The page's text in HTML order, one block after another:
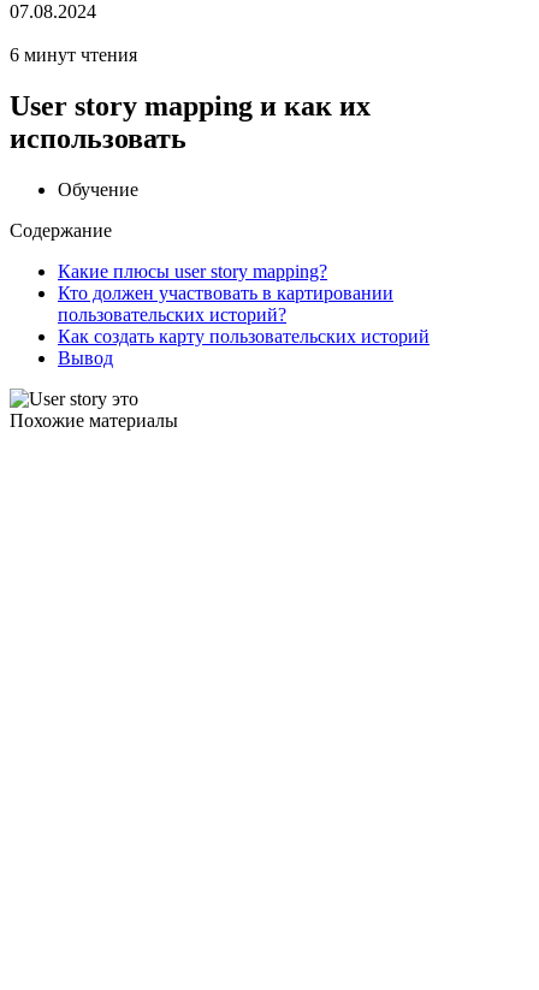
07.08.2024
6 минут чтения
User story mapping и как их
использовать
Обучение
Содержание
Какие плюсы user story mapping?
Кто должен участвовать в картировании
пользовательских историй?
Как создать карту пользовательских историй
Вывод
Похожие материалы